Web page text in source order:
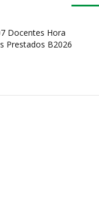
Docentes Hora
Prestados B2026